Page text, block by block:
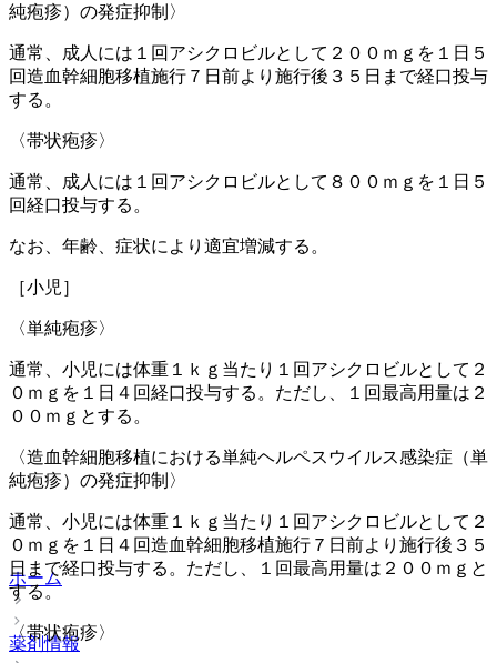
純疱疹）の発症抑制〉
通常、成人には１回アシクロビルとして２００ｍｇを１日５
回造血幹細胞移植施行７日前より施行後３５日まで経口投与
する。
〈帯状疱疹〉
通常、成人には１回アシクロビルとして８００ｍｇを１日５
回経口投与する。
なお、年齢、症状により適宜増減する。
［小児］
〈単純疱疹〉
通常、小児には体重１ｋｇ当たり１回アシクロビルとして２
０ｍｇを１日４回経口投与する。ただし、１回最高用量は２
００ｍｇとする。
〈造血幹細胞移植における単純ヘルペスウイルス感染症（単
純疱疹）の発症抑制〉
通常、小児には体重１ｋｇ当たり１回アシクロビルとして２
０ｍｇを１日４回造血幹細胞移植施行７日前より施行後３５
日まで経口投与する。ただし、１回最高用量は２００ｍｇと
する。
〈帯状疱疹〉
ホーム
薬剤情報